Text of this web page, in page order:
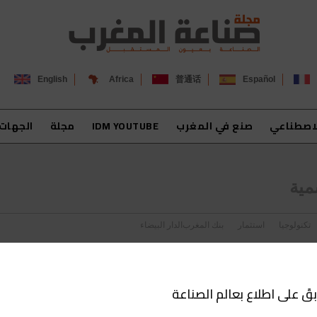
Español
普通话
Africa
English
صنع في المغرب IDM YOUTUBE مجلة الجهات
الاحتياطية الرسمية وسعر صرف الدرهم.. هذه أبرز
على اطلاع بعالم الصناعة